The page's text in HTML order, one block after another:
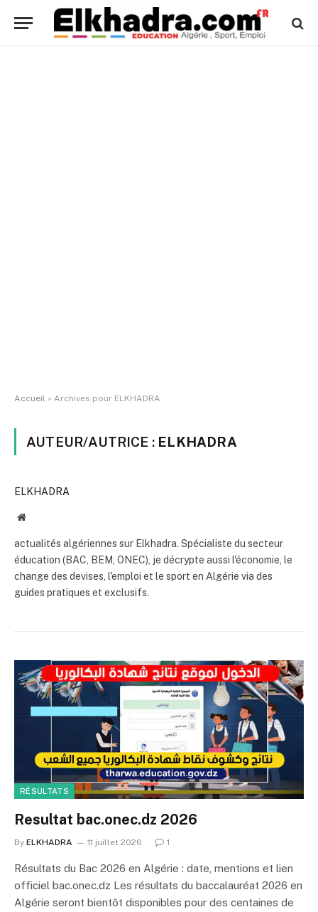
Accueil » Archives pour ELKHADRA
AUTEUR/AUTRICE : ELKHADRA
ELKHADRA
Website
actualités algériennes sur Elkhadra. Spécialiste du secteur
éducation (BAC, BEM, ONEC), je décrypte aussi l'économie, le
change des devises, l'emploi et le sport en Algérie via des
guides pratiques et exclusifs.
RÉSULTATS
Resultat bac.onec.dz 2026
By ELKHADRA 11 juillet 2026 1
Résultats du Bac 2026 en Algérie : date, mentions et lien
officiel bac.onec.dz Les résultats du baccalauréat 2026 en
Algérie seront bientôt disponibles pour des centaines de